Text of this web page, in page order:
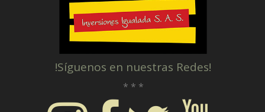
!Síguenos en nuestras Redes!
* * *